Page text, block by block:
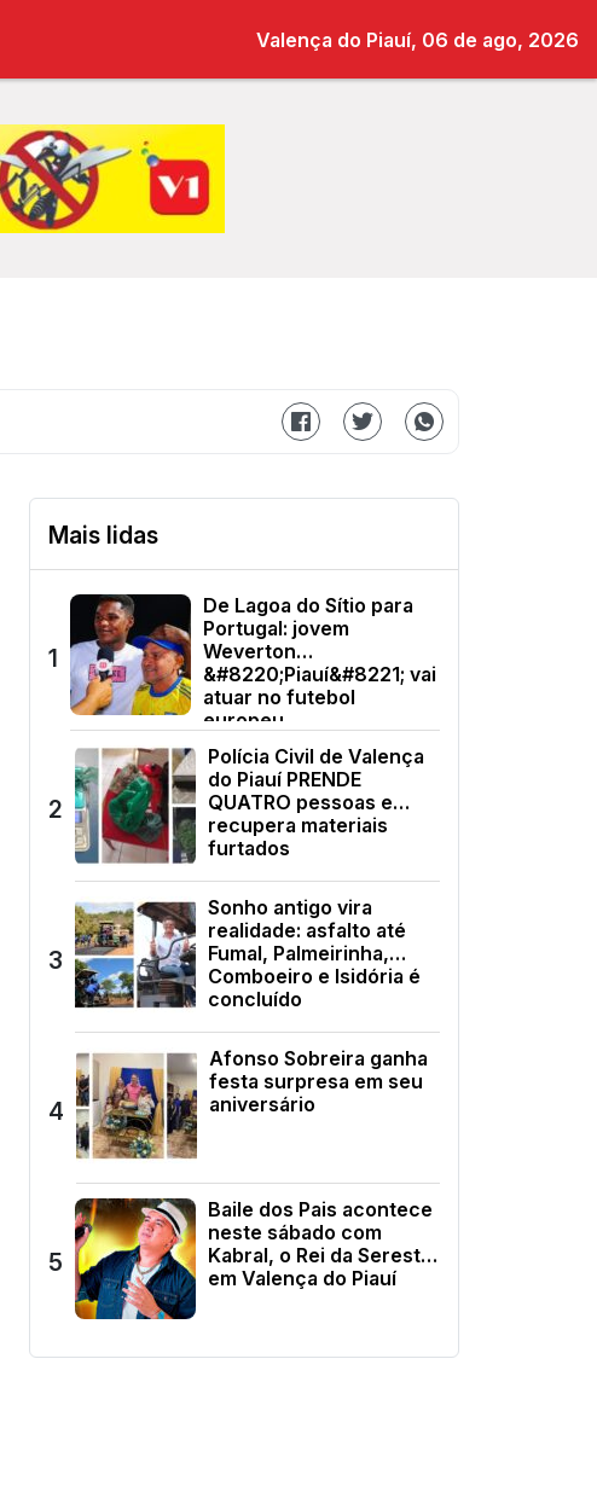
Valença do Piauí, 06 de ago, 2026
Mais lidas
1
De Lagoa do Sítio para
Portugal: jovem
Weverton
&#8220;Piauí&#8221; vai
atuar no futebol
europeu
2
Polícia Civil de Valença
do Piauí PRENDE
QUATRO pessoas e
recupera materiais
furtados
3
Sonho antigo vira
realidade: asfalto até
Fumal, Palmeirinha,
Comboeiro e Isidória é
concluído
4
Afonso Sobreira ganha
festa surpresa em seu
aniversário
5
Baile dos Pais acontece
neste sábado com
Kabral, o Rei da Seresta,
em Valença do Piauí